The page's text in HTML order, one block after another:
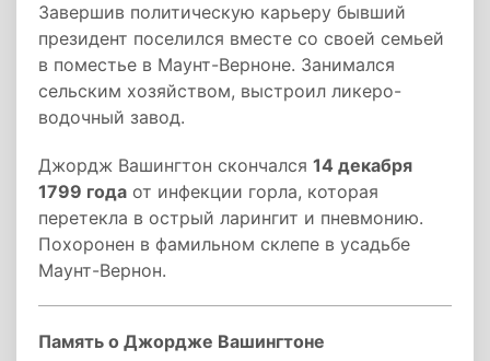
Завершив политическую карьеру бывший
президент поселился вместе со своей семьей
в поместье в Маунт-Верноне. Занимался
сельским хозяйством, выстроил ликеро-
водочный завод.
Джордж Вашингтон скончался 14 декабря
1799 года от инфекции горла, которая
перетекла в острый ларингит и пневмонию.
Похоронен в фамильном склепе в усадьбе
Маунт-Вернон.
Память о Джордже Вашингтоне